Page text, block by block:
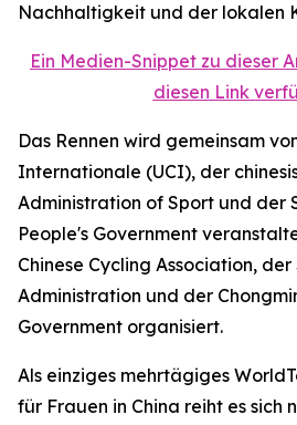
Nachhaltigkeit und der lokalen
Ein Medien-Snippet zu dieser
diesen Link
Das Rennen wird gemeinsam
Internationale (UCI), der
Administration of Sport und der
People's Government
Chinese Cycling Association,
Administration und der
Government organisiert.
Als einziges mehrtägiges
für Frauen in China reiht es sich